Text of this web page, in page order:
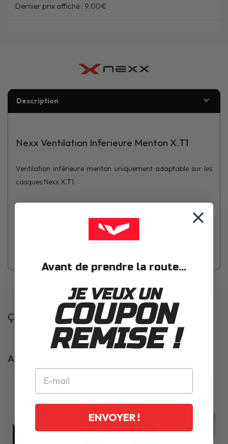
Dernier prix affiché : 9.00€
Description
Nexx Ventilation Inferieure Menton X.T1
Ventilation inférieure menton uniquement adaptable sur les
casques Nexx X.T1.
disponible en cliquant sur le lien suivant :
Ventilation
Ça pourrait t'intéresser
Articles complémentaires
LES PRIX EN ROUE LIBRE
Avant de prendre la route...
JE VEUX UN
COUPON
REMISE !
ENVOYER !